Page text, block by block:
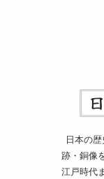
日本の
跡・銅像
江戸時代